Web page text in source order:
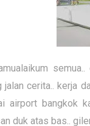
jalan cerita.. kerja
airport bangkok
duk atas bas..